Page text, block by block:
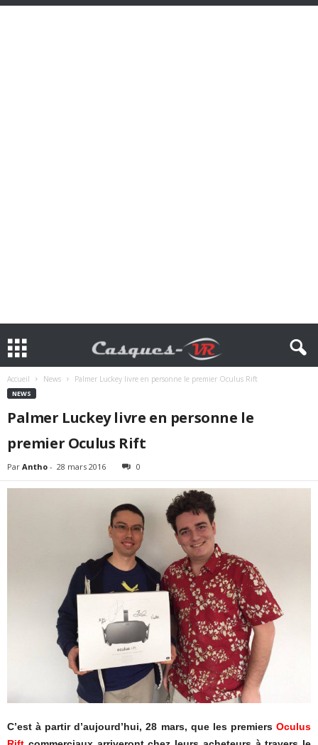
Accueil News Palmer Luckey livre en personne le premier Oculus Rift
NEWS
Palmer Luckey livre en personne le
premier Oculus Rift
Par Antho - 28 mars 2016 0
C’est à partir d’aujourd’hui, 28 mars, que les premiers Oculus